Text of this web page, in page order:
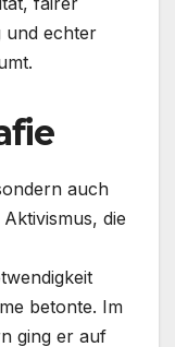
und echter
auch
die
betonte. Im
ging er auf